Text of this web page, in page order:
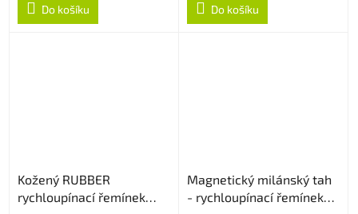
Do košíku Do košíku
Kožený RUBBER
rychloupínací řemínek
Magnetický milánský tah
- rychloupínací řemínek